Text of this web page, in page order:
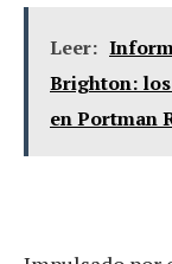
Leer:
Brighton:
en Portman